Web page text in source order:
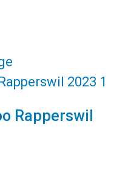
Rapperswil